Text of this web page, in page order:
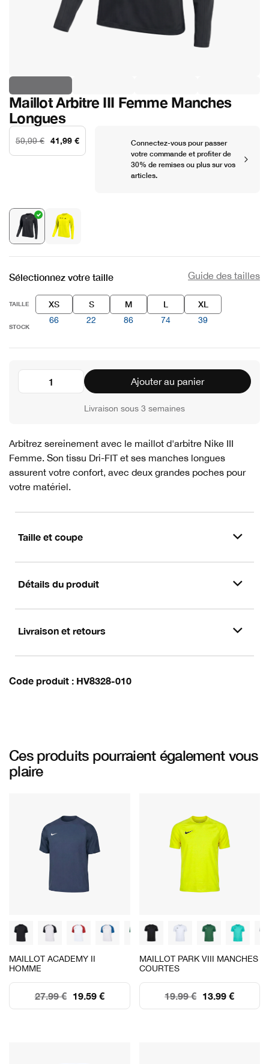
Maillot Arbitre III Femme Manches
Longues
41,99 €
59,99 €
Connectez-vous pour passer
votre commande et profiter de
30% de remises ou plus sur vos
articles.
Sélectionnez votre taille Guide des tailles
TAILLE
STOCK
XS
66
S
22
M
86
L
74
XL
39
Ajouter au panier
Livraison sous 3 semaines
Arbitrez sereinement avec le maillot d'arbitre Nike III
Femme. Son tissu Dri-FIT et ses manches longues
assurent votre confort, avec deux grandes poches pour
votre matériel.
Taille et coupe
Détails du produit
Livraison et retours
Code produit HV8328-010
Ces produits pourraient également vous
plaire
MAILLOT ACADEMY II
HOMME
19.59 €
27.99 €
MAILLOT PARK VIII MANCHES
COURTES
13.99 €
19.99 €